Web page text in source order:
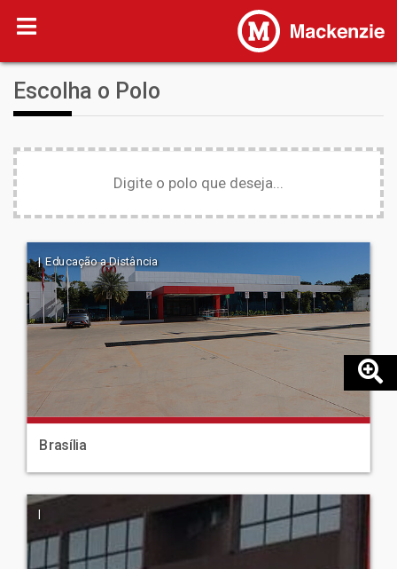
Escolha o Polo
| Educação a Distância
Brasília
|